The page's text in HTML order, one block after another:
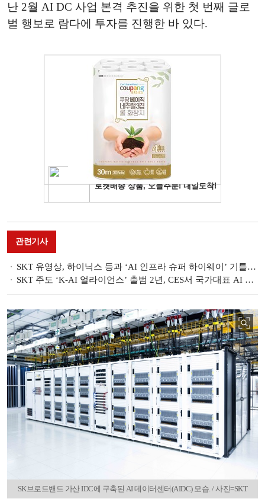
난 2월 AI DC 사업 본격 추진을 위한 첫 번째 글로
벌 행보로 람다에 투자를 진행한 바 있다.
관련기사
SKT 유영상, 하이닉스 등과 ‘AI 인프라 슈퍼 하이웨이’ 기틀 마련 [CES 2025]
SKT 주도 ‘K-AI 얼라이언스’ 출범 2년, CES서 국가대표 AI 동맹 우뚝 [CES 2025]
SK브로드밴드 가산 IDC에 구축된 AI 데이터센터(AIDC) 모습. / 사진=SKT